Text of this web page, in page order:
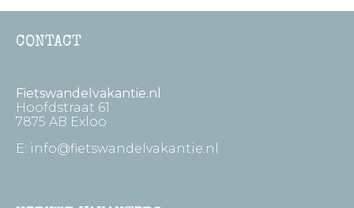
CONTACT
Fietswandelvakantie.nl
Hoofdstraat 61
7875 AB Exloo
E: info@fietswandelvakantie.nl